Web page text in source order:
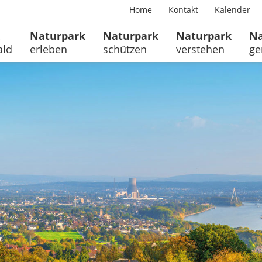
Home Kontakt Kalender
Naturpark
erleben
Naturpark
schützen
Naturpark
verstehen